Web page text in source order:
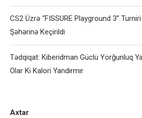
Axtar
CS2 Üzrə “FISSURE Playground 3”
Şəhərinə Keçirildi
Tədqiqat: Kiberidman Güclü Yorğunluq
Olar Ki Kalori Yandırmır